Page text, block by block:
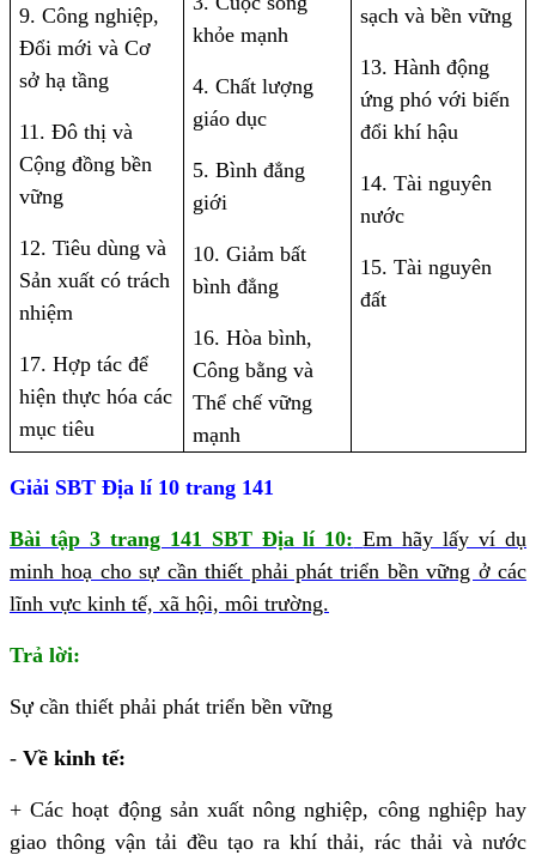
9. Công nghiệp,
Đổi mới và Cơ
sở hạ tầng
11. Đô thị và
Cộng đồng bền
vững
12. Tiêu dùng và
Sản xuất có trách
nhiệm
17. Hợp tác để
hiện thực hóa các
mục tiêu
khỏe mạnh
4. Chất lượng
giáo dục
5. Bình đẳng
giới
10. Giảm bất
bình đẳng
16. Hòa bình,
Công bằng và
Thể chế vững
mạnh
sạch và bền vững
13. Hành động
ứng phó với biến
đổi khí hậu
14. Tài nguyên
nước
15. Tài nguyên
đất
Giải SBT Địa lí 10 trang 141
Bài tập 3 trang 141 SBT Địa lí 10: Em hãy lấy ví dụ
minh hoạ cho sự cần thiết phải phát triển bền vững ở các
lĩnh vực kinh tế, xã hội, môi trường.
Trả lời:
Sự cần thiết phải phát triển bền vững
- Về kinh tế:
+ Các hoạt động sản xuất nông nghiệp, công nghiệp hay
giao thông vận tải đều tạo ra khí thải, rác thải và nước